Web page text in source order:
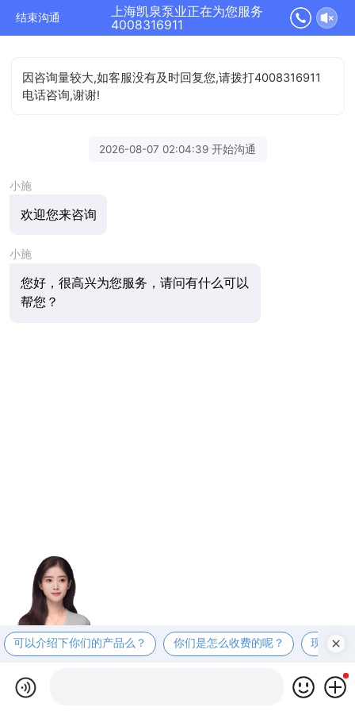
结束沟通
上海凯泉泵业正在为您服务
4008316911
因咨询量较大,如客服没有及时回复您,请拨打4008316911
电话咨询,谢谢!
2026-08-07 02:04:39 开始沟通
小施
欢迎您来咨询
小施
您好，很高兴为您服务，请问有什么可以
帮您？
可以介绍下你们的产品么？ 你们是怎么收费的呢？ 现在有